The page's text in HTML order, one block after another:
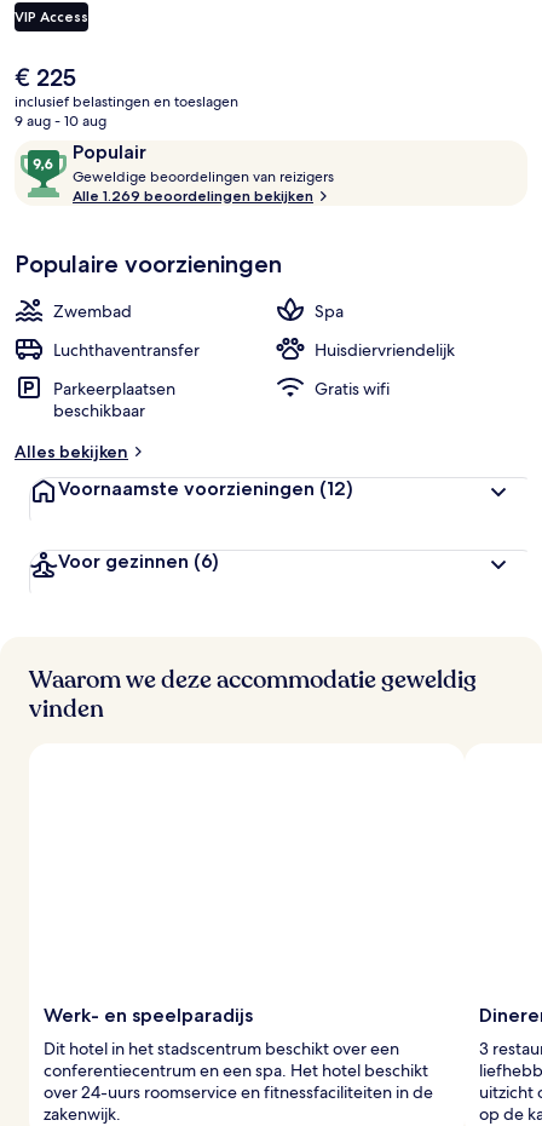
binnenzwembad en een 24-uurs healthclub. Andere reizigers zijn
erg te spreken over het behulpzame personeel en het ontbijt. Het
Jardim Zoológico.
VIP Access
De
huidige
prijs
€ 225
€ 225
inclusief belastingen en toeslagen
9 aug - 10 aug
Beoordelingen
Populair
9,6
van
10,
Geweldige beoordelingen van reizigers
i
e
b
r
d
l
Alle 1.269 beoordelingen bekijken
Populaire voorzieningen
Zwembad
Spa
Luchthaventransfer
Huisdiervriendelijk
Parkeerplaatsen
beschikbaar
Gratis wifi
Alles bekijken
Voornaamste voorzieningen (12)
Voor gezinnen (6)
Waarom we deze accommodatie geweldig
vinden
Werk- en speelparadijs
Dit hotel in het stadscentrum beschikt over een
conferentiecentrum en een spa. Het hotel beschikt
over 24-uurs roomservice en fitnessfaciliteiten in de
zakenwijk.
3
uitzicht
op de